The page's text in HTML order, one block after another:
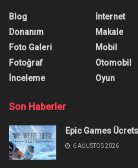
Blog
Donanım
Foto Galeri
Fotoğraf
İnceleme
İnternet
Makale
Mobil
Otomobil
Oyun
Son Haberler
Epic Games
6 AĞUSTOS 2026